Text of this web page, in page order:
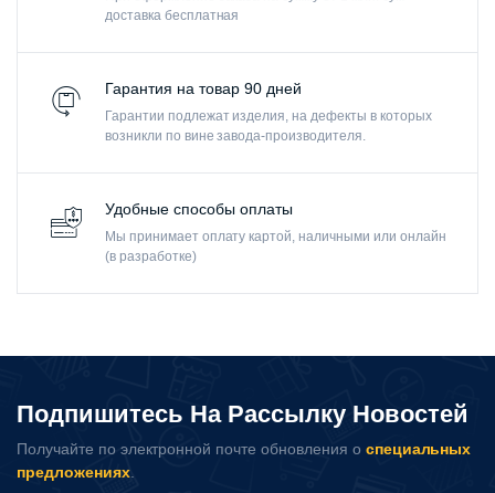
доставка бесплатная
Гарантия на товар 90 дней
Гарантии подлежат изделия, на дефекты в которых
возникли по вине завода-производителя.
Удобные способы оплаты
Мы принимает оплату картой, наличными или онлайн
(в разработке)
Подпишитесь На Рассылку Новостей
Получайте по электронной почте обновления о специальных
предложениях.